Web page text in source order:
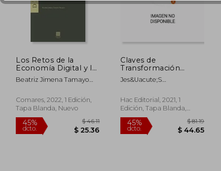
45%
dcto. $ 46.60
45%
dcto. $
Los Retos de la
Economía Digital y la
Propuesta de "Ley de
Mercados Digitales"
Beatriz Jimena Tamayo
Comares, 2022, 1 Edición,
Tapa Blanda, Nuevo
Claves de
Transformación
Digital: Cómo
Evolucionar y
Digital: 3 (Influyentes)
Jes&Uacute;S
Mar&Iacute;N
Hac Editorial, 2021, 1
Edición, Tapa Blanda,
Nuevo